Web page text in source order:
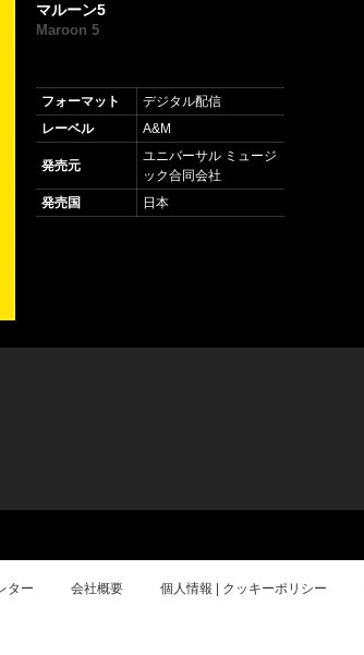
マルーン5
Maroon 5
フォーマット
デジタル配信
レーベル
A&M
発売元
ユニバーサル ミュージ
ック合同会社
発売国
日本
ター 会社概要 個人情報 | クッキーポリシー